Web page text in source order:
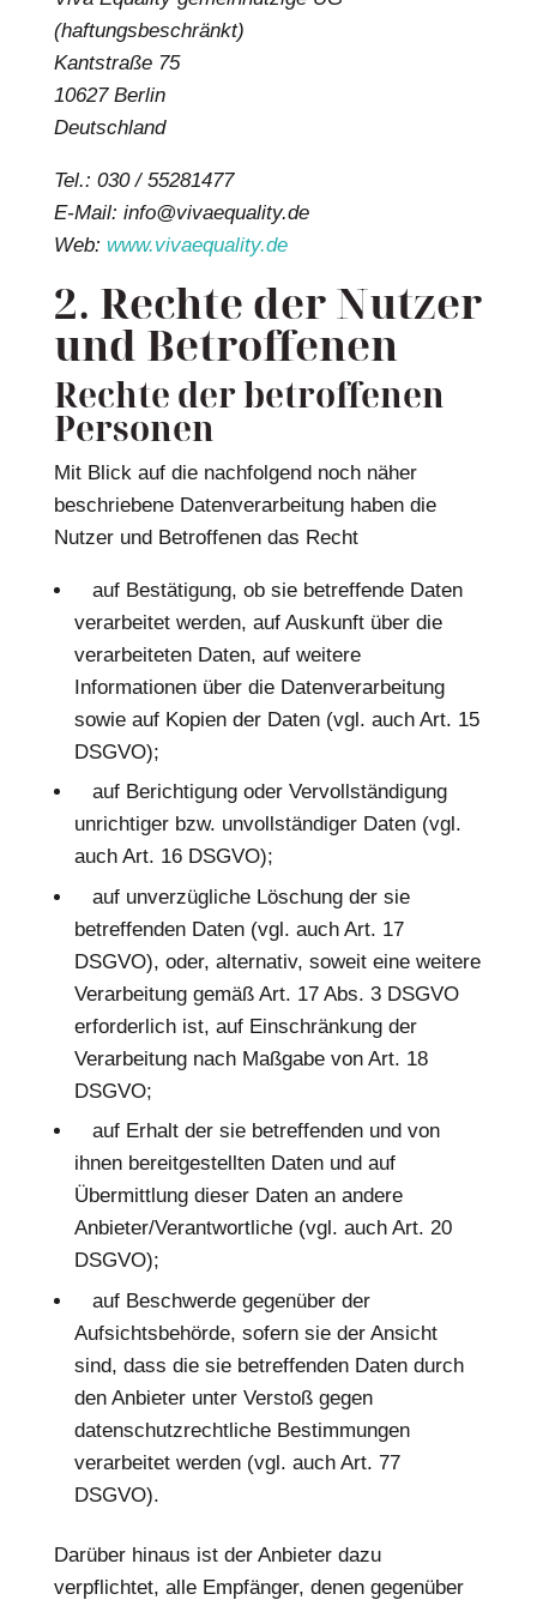
(haftungsbeschränkt)
Kantstraße 75
10627 Berlin
Deutschland
Tel.: 030 / 55281477
E-Mail: info@vivaequality.de
Web: www.vivaequality.de
2. Rechte der Nutzer
und Betroffenen
Rechte der betroffenen
Personen
Mit Blick auf die nachfolgend noch näher
beschriebene Datenverarbeitung haben die
Nutzer und Betroffenen das Recht
auf Bestätigung, ob sie betreffende Daten
verarbeitet werden, auf Auskunft über die
verarbeiteten Daten, auf weitere
Informationen über die Datenverarbeitung
sowie auf Kopien der Daten (vgl. auch Art. 15
DSGVO);
auf Berichtigung oder Vervollständigung
unrichtiger bzw. unvollständiger Daten (vgl.
auch Art. 16 DSGVO);
auf unverzügliche Löschung der sie
betreffenden Daten (vgl. auch Art. 17
DSGVO), oder, alternativ, soweit eine weitere
Verarbeitung gemäß Art. 17 Abs. 3 DSGVO
erforderlich ist, auf Einschränkung der
Verarbeitung nach Maßgabe von Art. 18
DSGVO;
auf Erhalt der sie betreffenden und von
ihnen bereitgestellten Daten und auf
Übermittlung dieser Daten an andere
Anbieter/Verantwortliche (vgl. auch Art. 20
DSGVO);
auf Beschwerde gegenüber der
Aufsichtsbehörde, sofern sie der Ansicht
sind, dass die sie betreffenden Daten durch
den Anbieter unter Verstoß gegen
datenschutzrechtliche Bestimmungen
verarbeitet werden (vgl. auch Art. 77
DSGVO).
Darüber hinaus ist der Anbieter dazu
verpflichtet, alle Empfänger, denen gegenüber